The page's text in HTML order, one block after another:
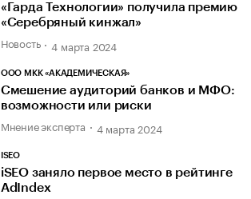
«Гарда Технологии» получила премию
«Серебряный кинжал»
Новость 4 марта 2024
ООО МКК «АКАДЕМИЧЕСКАЯ»
Смешение аудиторий банков и МФО:
возможности или риски
Мнение эксперта 4 марта 2024
ISEO
iSEO заняло первое место в рейтинге
AdIndex